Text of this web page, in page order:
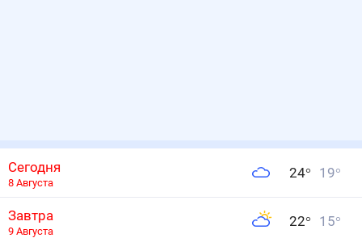
Сегодня
8 Августа
24° 19°
Завтра
9 Августа
22° 15°